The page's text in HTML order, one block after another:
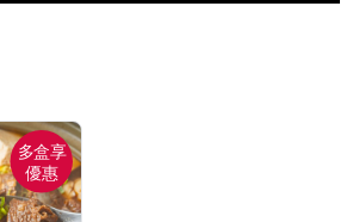
多盒享
優惠